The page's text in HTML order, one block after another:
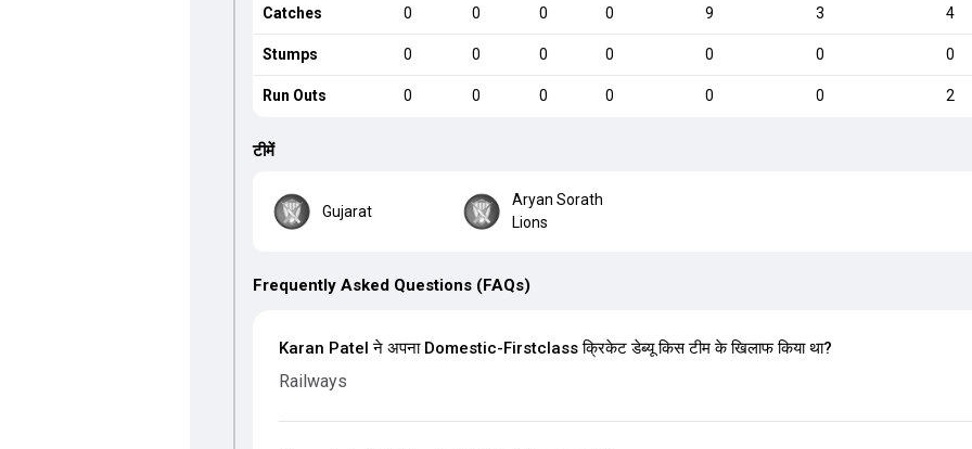
Catches 0 0 0 0 9 3 4
Stumps 0 0 0 0 0 0 0
Run Outs 0 0 0 0 0 0 2
टीमें
Gujarat
Aryan Sorath
Lions
Frequently Asked Questions (FAQs)
Karan Patel ने अपना Domestic-Firstclass क्रिकेट डेब्यू किस टीम के खिलाफ किया था?
Railways